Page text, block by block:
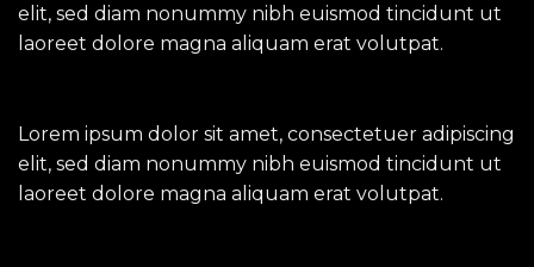
elit, sed diam nonummy nibh euismod tincidunt ut
laoreet dolore magna aliquam erat volutpat.
Lorem ipsum dolor sit amet, consectetuer adipiscing
elit, sed diam nonummy nibh euismod tincidunt ut
laoreet dolore magna aliquam erat volutpat.